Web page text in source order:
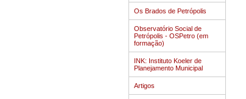
Os Brados de Petrópolis
Observatório Social de
Petrópolis - OSPetro (em
formação)
INK: Instituto Koeler de
Planejamento Municipal
Artigos